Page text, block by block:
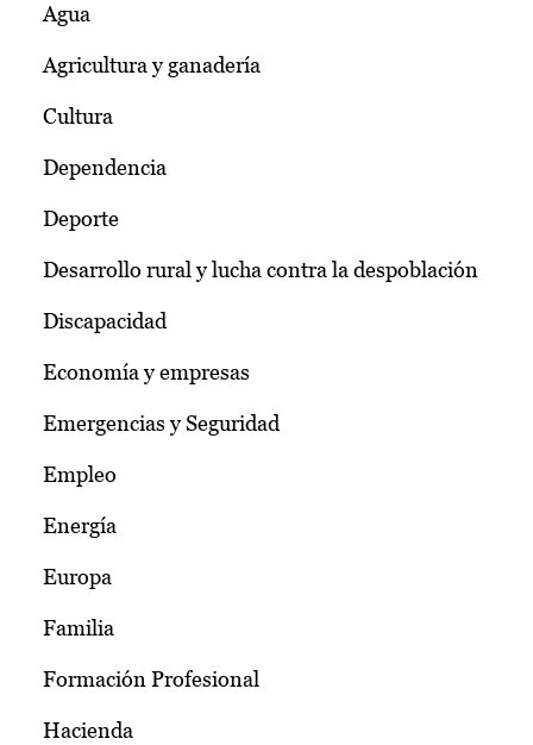
Agua
Agricultura y ganadería
Cultura
Dependencia
Deporte
Desarrollo rural y lucha contra la despoblación
Discapacidad
Economía y empresas
Emergencias y Seguridad
Empleo
Energía
Europa
Familia
Formación Profesional
Hacienda